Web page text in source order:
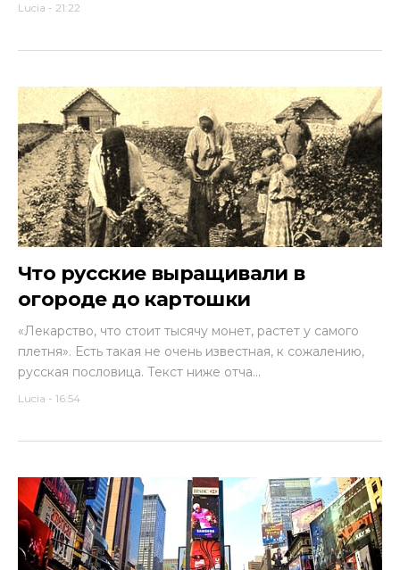
Lucia - 21:22
Что русские выращивали в
огороде до картошки
«Лекарство, что стоит тысячу монет, растет у самого
плетня». Есть такая не очень известная, к сожалению,
русская пословица. Текст ниже отча...
Lucia - 16:54